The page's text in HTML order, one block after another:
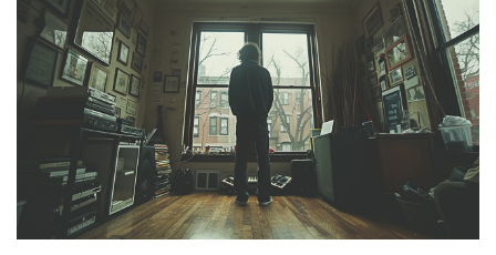
Odporúčam vyskúšať tento nový trend ak ste v Prahe.